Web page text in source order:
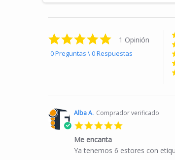
5.0 star rating
1 Opinión
0 Preguntas \ 0 Respuestas
Alba A. Comprador verificado
Me encanta
Review by Alba A. on 24 Apr
review stating Me encanta
Ya tenemos 6 estores con